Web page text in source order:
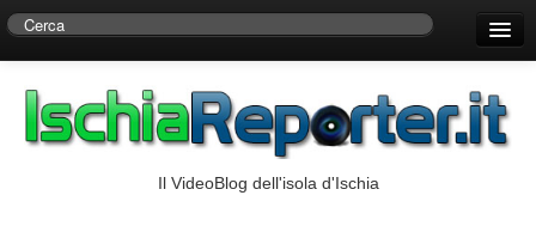
Centro di Ricerche Storiche D’Ambra
Il VideoBlog dell'isola d'Ischia